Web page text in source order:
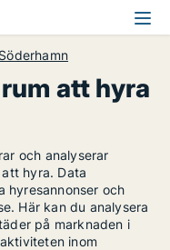
att hyra
och analyserar
hyra. Data
hyresannonser och
Här kan du analysera
på marknaden i
inom